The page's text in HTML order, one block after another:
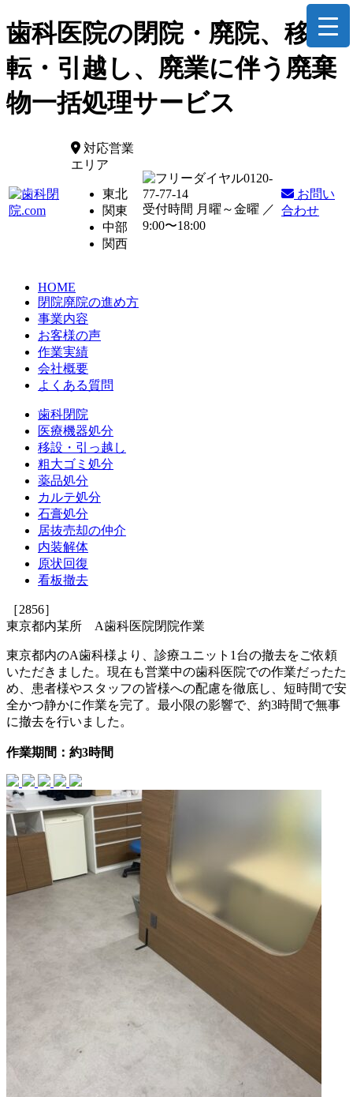
歯科医院の閉院・廃院、移
転・引越し、廃業に伴う廃棄
物一括処理サービス
対応営業
エリア
東北
関東
中部
関西
0120-
77-77-14
受付時間 月曜～金曜 ／
9:00〜18:00
お問い
合わせ
HOME
閉院廃院の進め方
事業内容
お客様の声
作業実績
会社概要
よくある質問
歯科閉院
医療機器処分
移設・引っ越し
粗大ゴミ処分
薬品処分
カルテ処分
石膏処分
居抜売却の仲介
内装解体
原状回復
看板撤去
［2856］
東京都内某所 A歯科医院閉院作業
東京都内のA歯科様より、診療ユニット1台の撤去をご依頼
いただきました。現在も営業中の歯科医院での作業だったた
め、患者様やスタッフの皆様への配慮を徹底し、短時間で安
全かつ静かに作業を完了。最小限の影響で、約3時間で無事
に撤去を行いました。
作業期間：約3時間